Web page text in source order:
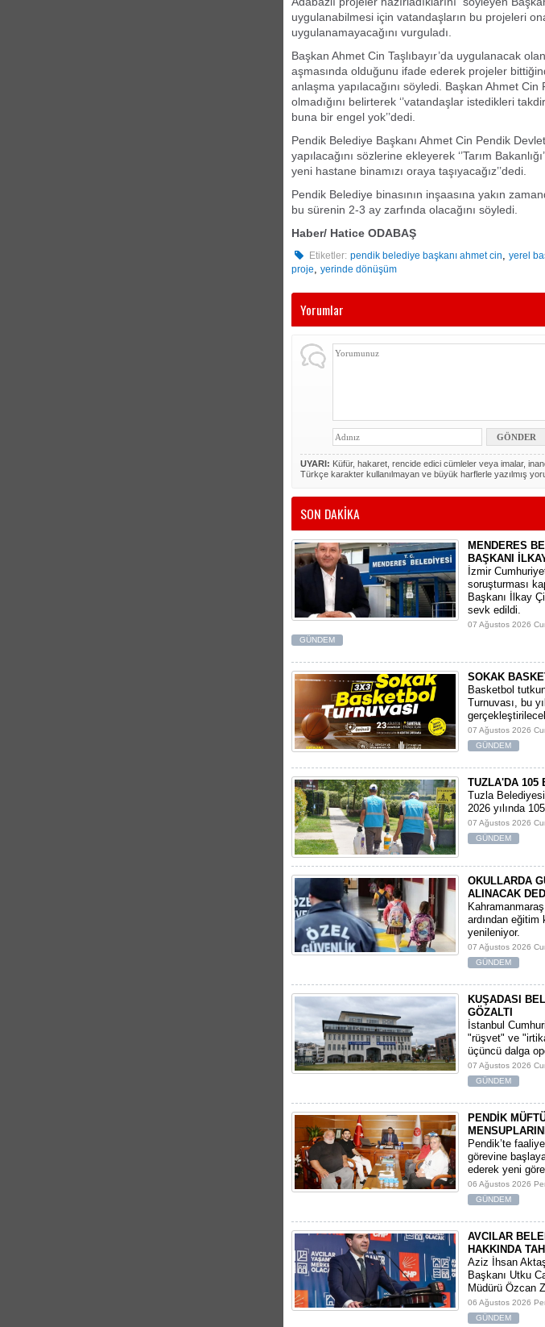
uygulanabilmesi için vatandaşların bu projeleri
uygulanamayacağını vurguladı.
Başkan Ahmet Cin Taşlıbayır’da uygulanacak
aşmasında olduğunu ifade ederek projeler
anlaşma yapılacağını söyledi. Başkan Ahmet
olmadığını belirterek ‘’vatandaşlar istedikleri
buna bir engel yok’’dedi.
Pendik Belediye Başkanı Ahmet Cin Pendik
yapılacağını sözlerine ekleyerek ‘’Tarım
yeni hastane binamızı oraya taşıyacağız’’dedi.
Pendik Belediye binasının inşaasına yakın
bu sürenin 2-3 ay zarfında olacağını söyledi.
Haber/ Hatice ODABAŞ
Etiketler: pendik belediye başkanı ahmet cin,yerel
proje, yerinde dönüşüm
Yorumlar
UYARI: Küfür, hakaret, rencide edici cümleler veya imalar,
Türkçe karakter kullanılmayan ve büyük harflerle yazılmış
SON DAKİKA
MENDERES
BAŞKANI
​İzmir
soruşturması
Başkanı İlkay
sevk edildi.
07 Ağustos 2026
GÜNDEM
SOKAK
Basketbol
Turnuvası, bu
07 Ağustos 2026
GÜNDEM
TUZLA'DA 105
Tuzla
2026 yılında
07 Ağustos 2026
GÜNDEM
OKULLARDA
ALINACAK
ardından eğitim
yenileniyor.
07 Ağustos 2026
GÜNDEM
KUŞADASI
GÖZALTI
​İstanbul
"rüşvet" ve
üçüncü dalga
07 Ağustos 2026
GÜNDEM
PENDİK
​Pendik’te
görevine
ederek yeni
06 Ağustos 2026
GÜNDEM
AVCILAR
HAKKINDA
​Aziz İhsan
Başkanı Utku
Müdürü Özcan
06 Ağustos 2026
GÜNDEM